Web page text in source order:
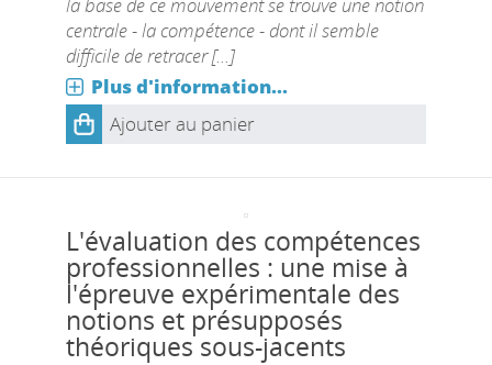
centrale - la compétence - dont il semble
difficile de retracer [...]
Plus d'information...
Ajouter au panier
L'évaluation des compétences
professionnelles : une mise à
l'épreuve expérimentale des
notions et présupposés
théoriques sous-jacents